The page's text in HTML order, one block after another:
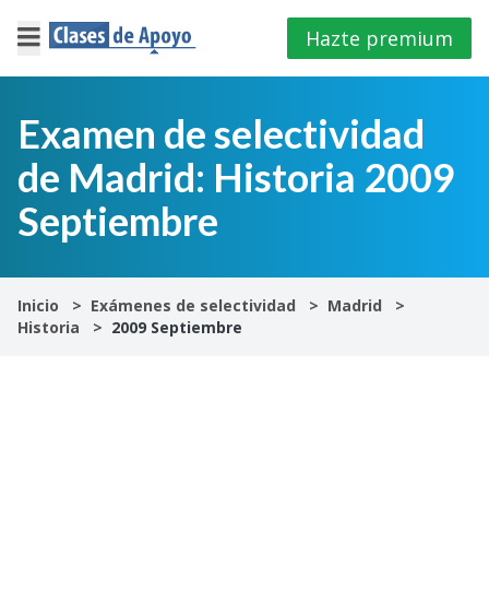
×
Iniciar
sesión
E.S.O
Hazte premium
Examen de selectividad
de Madrid: Historia 2009
Septiembre
Inicio Exámenes de selectividad
Madrid
Historia
2009 Septiembre